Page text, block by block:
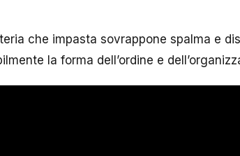
che impasta sovrappone spalma e
la forma dell’ordine e